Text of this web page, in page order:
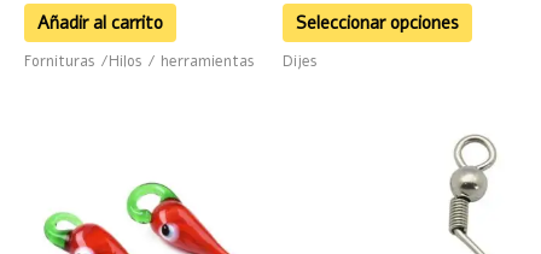
Añadir al carrito
Fornituras /Hilos / herramientas
Seleccionar opciones
página
Dijes